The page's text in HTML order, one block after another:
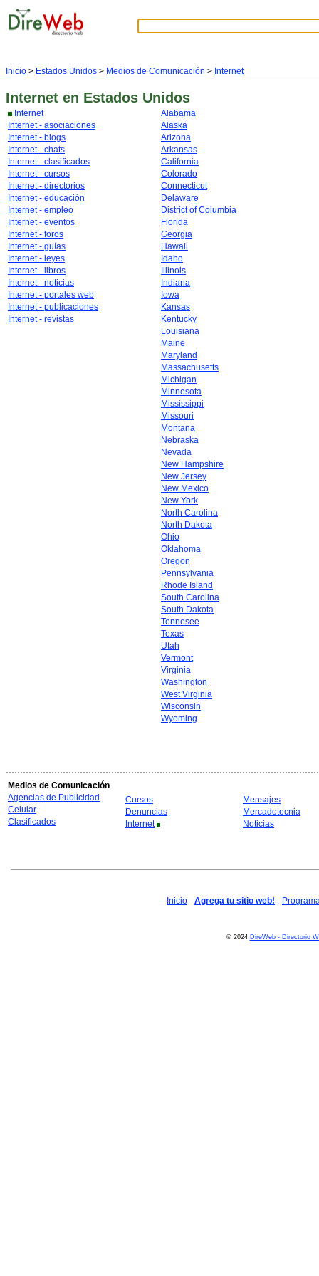
Inicio > Estados Unidos > Medios de Comunicación > Internet
Internet en Estados Unidos
Internet
Internet - asociaciones
Internet - blogs
Internet - chats
Internet - clasificados
Internet - cursos
Internet - directorios
Internet - educación
Internet - empleo
Internet - eventos
Internet - foros
Internet - guías
Internet - leyes
Internet - libros
Internet - noticias
Internet - portales web
Internet - publicaciones
Internet - revistas
Alabama
Alaska
Arizona
Arkansas
California
Colorado
Connecticut
Delaware
District of Columbia
Florida
Georgia
Hawaii
Idaho
Illinois
Indiana
Iowa
Kansas
Kentucky
Louisiana
Maine
Maryland
Massachusetts
Michigan
Minnesota
Mississippi
Missouri
Montana
Nebraska
Nevada
New Hampshire
New Jersey
New Mexico
New York
North Carolina
North Dakota
Ohio
Oklahoma
Oregon
Pennsylvania
Rhode Island
South Carolina
South Dakota
Tennesee
Texas
Utah
Vermont
Virginia
Washington
West Virginia
Wisconsin
Wyoming
Medios de Comunicación
Agencias de Publicidad
Celular
Clasificados
Cursos
Denuncias
Internet
Mensajes
Mercadotecnia
Noticias
Inicio - Agrega tu sitio web! -
© 2024 DireWeb - Directorio